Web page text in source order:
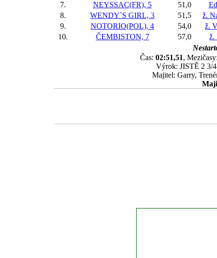
7.
NEYSSAC(FR), 5 51,0
8.
WENDY`S GIRL, 3 51,5
ž.
9.
NOTORIO(POL), 4 54,0
ž.
10.
ČEMBISTON, 7 57,0
ž.
Čas: 02:51,51,
Výrok: JISTĚ 2 3/
Majitel: Garry,